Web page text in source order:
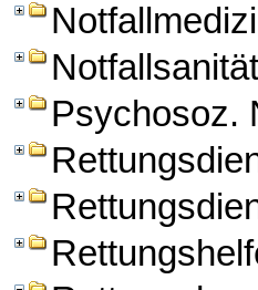
Psychosoz.